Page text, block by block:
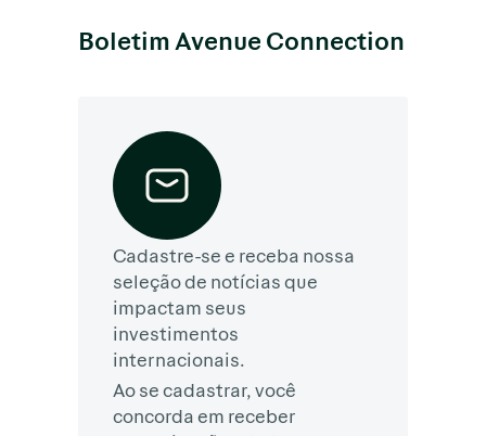
Boletim Avenue Connection
Cadastre-se e receba nossa
seleção de notícias que
impactam seus
investimentos
internacionais.
Ao se cadastrar, você
concorda em receber